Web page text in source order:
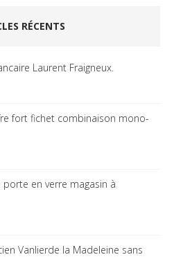
RÉCENTS
Laurent Fraigneux.
fort fichet combinaison mono-
en verre magasin à
Vanlierde la Madeleine sans